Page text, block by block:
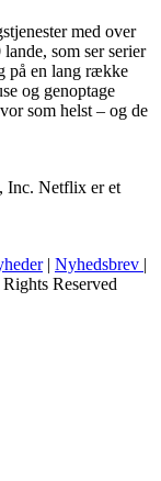
med over
som ser serier
på en lang række
og genoptage
som helst – og de
Inc. Netflix er et
| Nyhedsbrev |
Reserved